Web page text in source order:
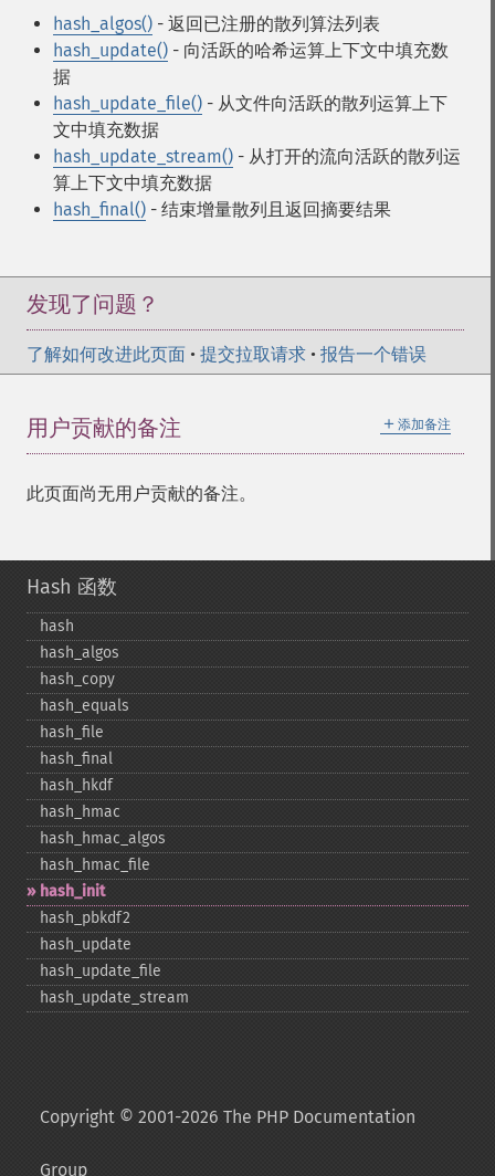
hash_algos() - 返回已注册的散列算法列表
hash_update() - 向活跃的哈希运算上下文中填充数
据
hash_update_file() - 从文件向活跃的散列运算上下
文中填充数据
hash_update_stream() - 从打开的流向活跃的散列运
算上下文中填充数据
hash_final() - 结束增量散列且返回摘要结果
发现了问题？
了解如何改进此页面 • 提交拉取请求 • 报告一个错误
＋ 添加备注
用户贡献的备注
此页面尚无用户贡献的备注。
Hash 函数
hash
hash_​algos
hash_​copy
hash_​equals
hash_​file
hash_​final
hash_​hkdf
hash_​hmac
hash_​hmac_​algos
hash_​hmac_​file
hash_​init
hash_​pbkdf2
hash_​update
hash_​update_​file
hash_​update_​stream
Copyright © 2001-2026 The PHP Documentation
Group